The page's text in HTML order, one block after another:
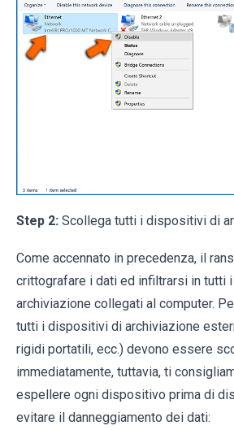
Step 2: Scollega tutti i dispositivi di
Come accennato in precedenza, il
crittografare i dati ed infiltrarsi in tutti
archiviazione collegati al computer.
tutti i dispositivi di archiviazione
rigidi portatili, ecc.) devono essere
immediatamente, tuttavia, ti
espellere ogni dispositivo prima di
evitare il danneggiamento dei dati: